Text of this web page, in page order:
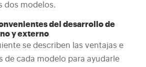
dos modelos.
del desarrollo de
y externo
se describen las ventajas e
de cada modelo para ayudarle